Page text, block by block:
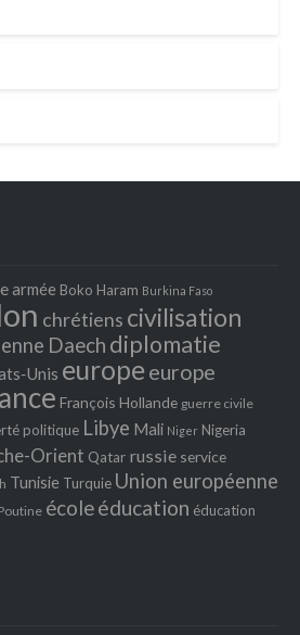
armée Boko Haram Burkina Faso
chrétiens civilisation
Daech diplomatie
europeeurope
François Hollande guerre civile
politique Libye Mali Niger Nigeria
Orient Qatar russie service
Tunisie Turquie Union européenne
écoleéducation éducation